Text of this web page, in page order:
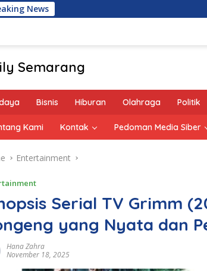
News
Semarang
Bisnis Hiburan Olahraga Politik
Kami Kontak Pedoman Media Siber
Entertainment
Serial TV Grimm
yang Nyata dan
Hana Zahra
November 18, 2025